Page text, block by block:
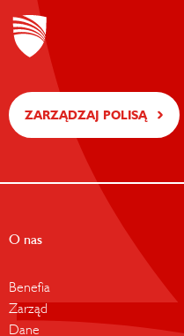
ZARZĄDZAJ POLISĄ
O nas
Benefia
Zarząd
Dane